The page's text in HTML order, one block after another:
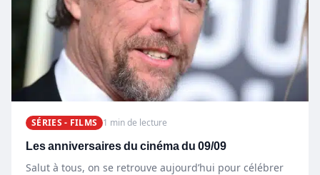
SÉRIES - FILMS 1 min de lecture
Les anniversaires du cinéma du 09/09
Salut à tous, on se retrouve aujourd’hui pour célébrer